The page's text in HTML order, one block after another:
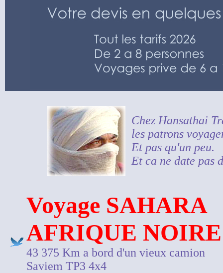
Chez Hansathai
les patrons
Et pas qu'un peu.
Et ca ne date pas
Voyage SAHARA
AFRIQUE NOIRE
43 375 Km a bord d'un vieux camion
Saviem TP3 4x4